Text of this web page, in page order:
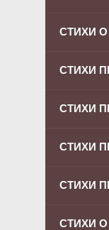
СТИХИ
СТИХИ
СТИХИ
СТИХИ
СТИХИ
СТИХИ